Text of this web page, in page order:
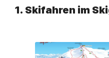
1. Skifahren im